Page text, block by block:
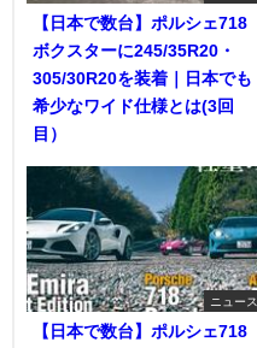
【日本で数台】ポルシェ718
ボクスターに245/35R20・
305/30R20を装着｜日本でも
希少なワイド仕様とは(3回
目）
ニュース
【日本で数台】ポルシェ718